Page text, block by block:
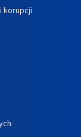
korupcji